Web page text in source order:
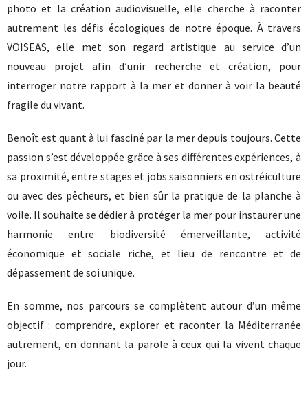
photo et la création audiovisuelle, elle cherche à raconter
autrement les défis écologiques de notre époque. À travers
VOISEAS, elle met son regard artistique au service d’un
nouveau projet afin d’unir recherche et création, pour
interroger notre rapport à la mer et donner à voir la beauté
fragile du vivant.
Benoît est quant à lui fasciné par la mer depuis toujours. Cette
passion s’est développée grâce à ses différentes expériences, à
sa proximité, entre stages et jobs saisonniers en ostréiculture
ou avec des pêcheurs, et bien sûr la pratique de la planche à
voile. Il souhaite se dédier à protéger la mer pour instaurer une
harmonie entre biodiversité émerveillante, activité
économique et sociale riche, et lieu de rencontre et de
dépassement de soi unique.
En somme, nos parcours se complètent autour d’un même
objectif : comprendre, explorer et raconter la Méditerranée
autrement, en donnant la parole à ceux qui la vivent chaque
jour.